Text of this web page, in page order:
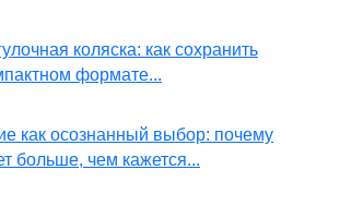
коляска: как сохранить
формате...
как осознанный выбор: почему
больше, чем кажется...